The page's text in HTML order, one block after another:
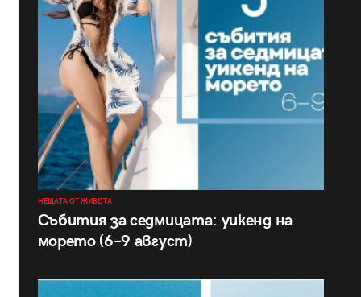
НЕЩАТА ОТ ЖИВОТА
Събития за седмицата: уикенд на
морето (6–9 август)